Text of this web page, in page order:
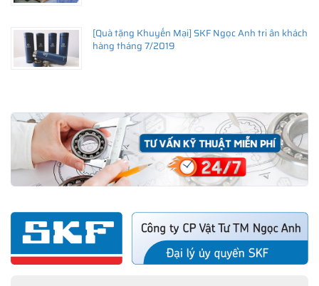
[Quà tặng Khuyến Mại] SKF Ngọc Anh tri ân khách
hàng tháng 7/2019